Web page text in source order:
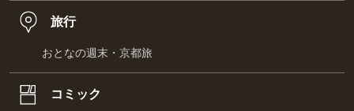
旅行
おとなの週末・京都旅
コミック